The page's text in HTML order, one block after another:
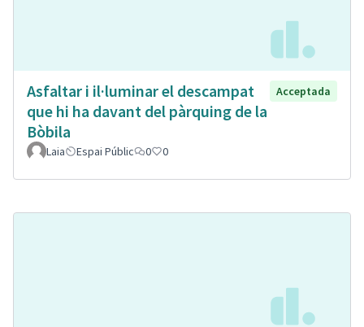
Asfaltar i il·luminar el descampat
que hi ha davant del pàrquing de la
Bòbila
Acceptada
Laia Espai Públic 0 0